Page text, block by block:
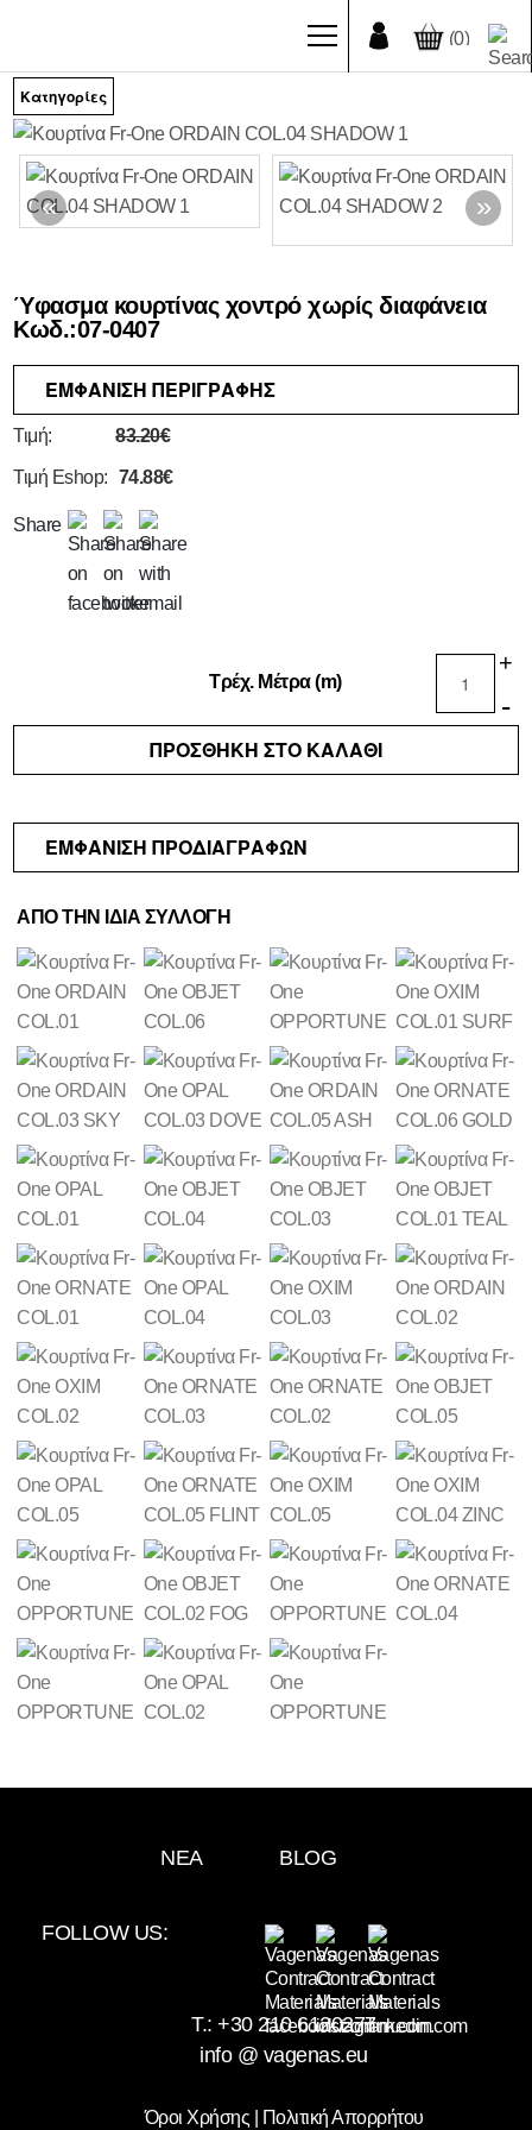
(0)
Κατηγορίες
Ύφασμα κουρτίνας χοντρό χωρίς διαφάνεια
Κωδ.:07-0407
ΕΜΦΑΝΙΣΗ ΠΕΡΙΓΡΑΦΗΣ
Τιμή: 83.20€
Τιμή Eshop: 74.88€
Share
Τρέχ. Μέτρα (m)
+
-
ΠΡΟΣΘΗΚΗ ΣΤΟ ΚΑΛΑΘΙ
ΕΜΦΑΝΙΣΗ ΠΡΟΔΙΑΓΡΑΦΩΝ
ΑΠΟ ΤΗΝ ΙΔΙΑ ΣΥΛΛΟΓΗ
ΝΕΑ BLOG
FOLLOW US:
T.:+30 210 6120277
info @ vagenas.eu
Όροι Χρήσης | Πολιτική Απορρήτου
ΕΤΑΙΡΙΑ
ΣΧΕΤΙΚΑ
ΥΠΗΡΕΣΙΕΣ
ΙΣΤΟΛΟΓΙΟ
ΝΕΑ
ΕΡΓΑ
Beach
Clubs
Εστιατόρια
Κατοικίες
Ξενοδοχεία
ΟΙΚΟΙ
ESHOP
ΚΟΥΡΤΙΝΕΣ
ΥΦΑΣΜΑΤΑ
ΤΑΠΕΤΣΑΡΙΕΣ
ΠΑΙΔΙΚΟ
ΔΩΜΑΤΙΟ
ΔΙΑΚΟΣΜΗΤΙΚΑ
ΥΦΑΣΜΑΤΑ
ΕΠΑΓΓΕΛΜΑΤΙΚΗΣ
ΧΡΗΣΗ
ΠΡΟΣΦΟΡΕΣ
VINTAGE
ΒΡΕΣ
ΥΦΑΣΜΑ
ΣΟΥ
ΕΠΙΚΟΙΝΩΝΙΑ